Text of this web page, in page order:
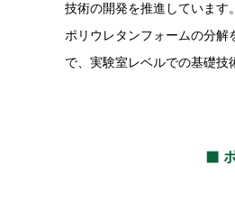
技術の開発を推進しています。
ポリウレタンフォームの分解
で、実験室レベルでの基礎技